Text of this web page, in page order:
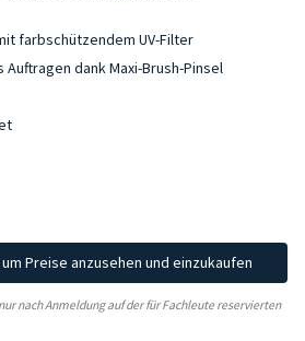
farbschützendem UV-Filter
dank Maxi-Brush-Pinsel
Preise anzusehen und einzukaufen
nach Anmeldung auf der für Fachleute reservierten